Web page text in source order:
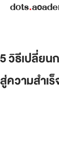
dots.
5 วิธีเปลี่ยน
สู่ความสำเ